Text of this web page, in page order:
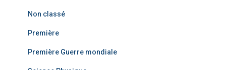
Non classé
Première
Première Guerre mondiale